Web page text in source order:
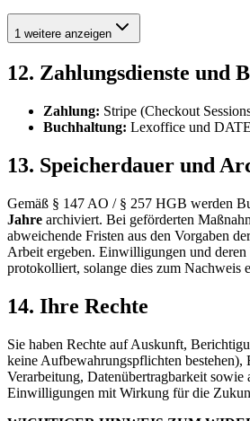
1 weitere anzeigen
12. Zahlungsdienste und
Zahlung: Stripe (Checkout
Buchhaltung: Lexoffice und
13. Speicherdauer und
Gemäß § 147 AO / § 257 HGB werden
Jahre archiviert. Bei geförderten
abweichende Fristen aus den Vorgaben
Arbeit ergeben. Einwilligungen und
protokolliert, solange dies zum Nachweis
14. Ihre Rechte
Sie haben Rechte auf Auskunft,
keine Aufbewahrungspflichten bestehen),
Verarbeitung, Datenübertragbarkeit
Einwilligungen mit Wirkung für die